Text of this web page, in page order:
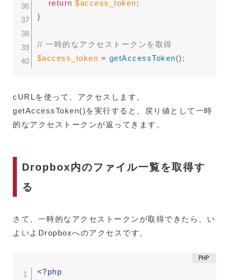
return $access_token;
}
// 一時的なアクセストークンを取得
$access_token = getAccessToken() ;
cURLを使って、アクセスします。
getAccessToken()を実行すると、戻り値として一時
的なアクセストークンが返ってきます。
Dropbox内のファイル一覧を取得す
る
さて、一時的なアクセストークンが取得できたら、い
よいよDropboxへのアクセスです。
<?php